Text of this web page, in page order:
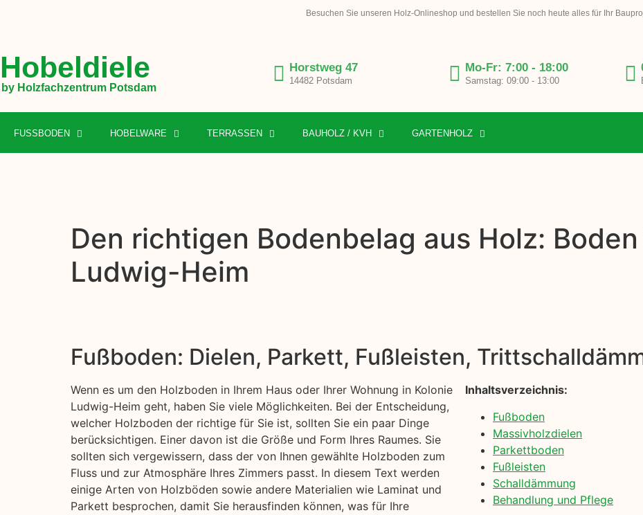
Besuchen Sie unseren Holz-Onlineshop und bestellen Sie noch heute alles für Ihr
Hobeldiele
by Holzfachzentrum Potsdam
Horstweg 47
14482 Potsdam
Mo-Fr: 7:00 - 18:00
Samstag: 09:00 - 13:00
FUSSBODEN HOBELWARE TERRASSEN BAUHOLZ / KVH GARTENHOLZ
Den richtigen Bodenbelag aus Holz:
Ludwig-Heim
Fußboden: Dielen, Parkett, Fußleisten,
Wenn es um den Holzboden in Ihrem Haus oder Ihrer Wohnung in Kolonie
Ludwig-Heim geht, haben Sie viele Möglichkeiten. Bei der Entscheidung,
welcher Holzboden der richtige für Sie ist, sollten Sie ein paar Dinge
berücksichtigen. Einer davon ist die Größe und Form Ihres Raumes. Sie
sollten sich vergewissern, dass der von Ihnen gewählte Holzboden zum
Fluss und zur Atmosphäre Ihres Zimmers passt. In diesem Text werden
einige Arten von Holzböden sowie andere Materialien wie Laminat und
Parkett besprochen, damit Sie herausfinden können, was für Ihre
Inhaltsverzeichnis:
Fußboden
Massivholzdielen
Parkettboden
Fußleisten
Schalldämmung
Behandlung und Pflege